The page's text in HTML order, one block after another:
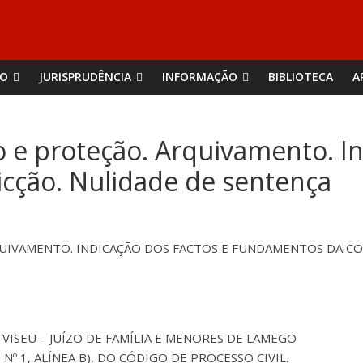
JURISPRUDÊNCIA INFORMAÇÃO BIBLIOTECA
e proteção. Arquivamento.
Nulidade de sentença
INDICAÇÃO DOS FACTOS E FUNDAMENTOS DA
– JUÍZO DE FAMÍLIA E MENORES DE LAMEGO
1, ALÍNEA B), DO CÓDIGO DE PROCESSO CIVIL.